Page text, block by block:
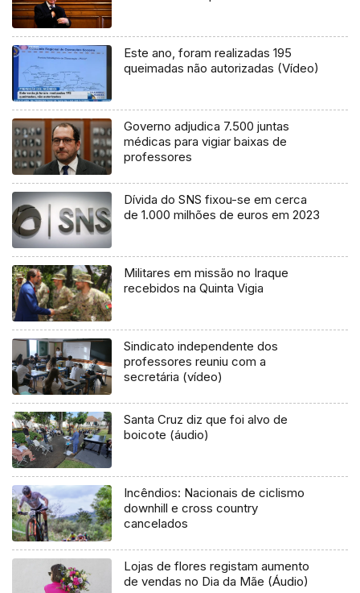
Este ano, foram realizadas 195
queimadas não autorizadas (Vídeo)
Governo adjudica 7.500 juntas
médicas para vigiar baixas de
professores
Dívida do SNS fixou-se em cerca
de 1.000 milhões de euros em 2023
Militares em missão no Iraque
recebidos na Quinta Vigia
Sindicato independente dos
professores reuniu com a
secretária (vídeo)
Santa Cruz diz que foi alvo de
boicote (áudio)
Incêndios: Nacionais de ciclismo
downhill e cross country
cancelados
Lojas de flores registam aumento
de vendas no Dia da Mãe (Áudio)